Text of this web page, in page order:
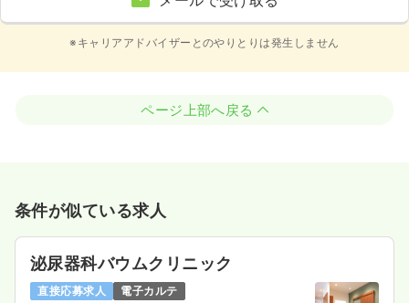
※キャリアアドバイザーとのやりとりは発生しません
ページ上部へ戻る
条件が似ている求人
泌尿器科バウムクリニック
直接応募求人
電子カルテ